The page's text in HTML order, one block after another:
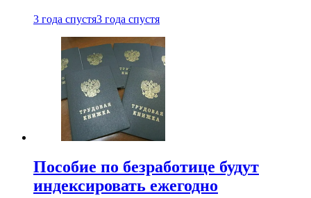
3 года спустя3 года спустя
Пособие по безработице будут
индексировать ежегодно